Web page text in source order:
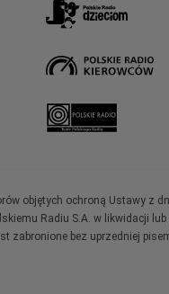
objętych ochroną Ustawy z
Radiu S.A. w likwidacji
zabronione bez uprzedniej